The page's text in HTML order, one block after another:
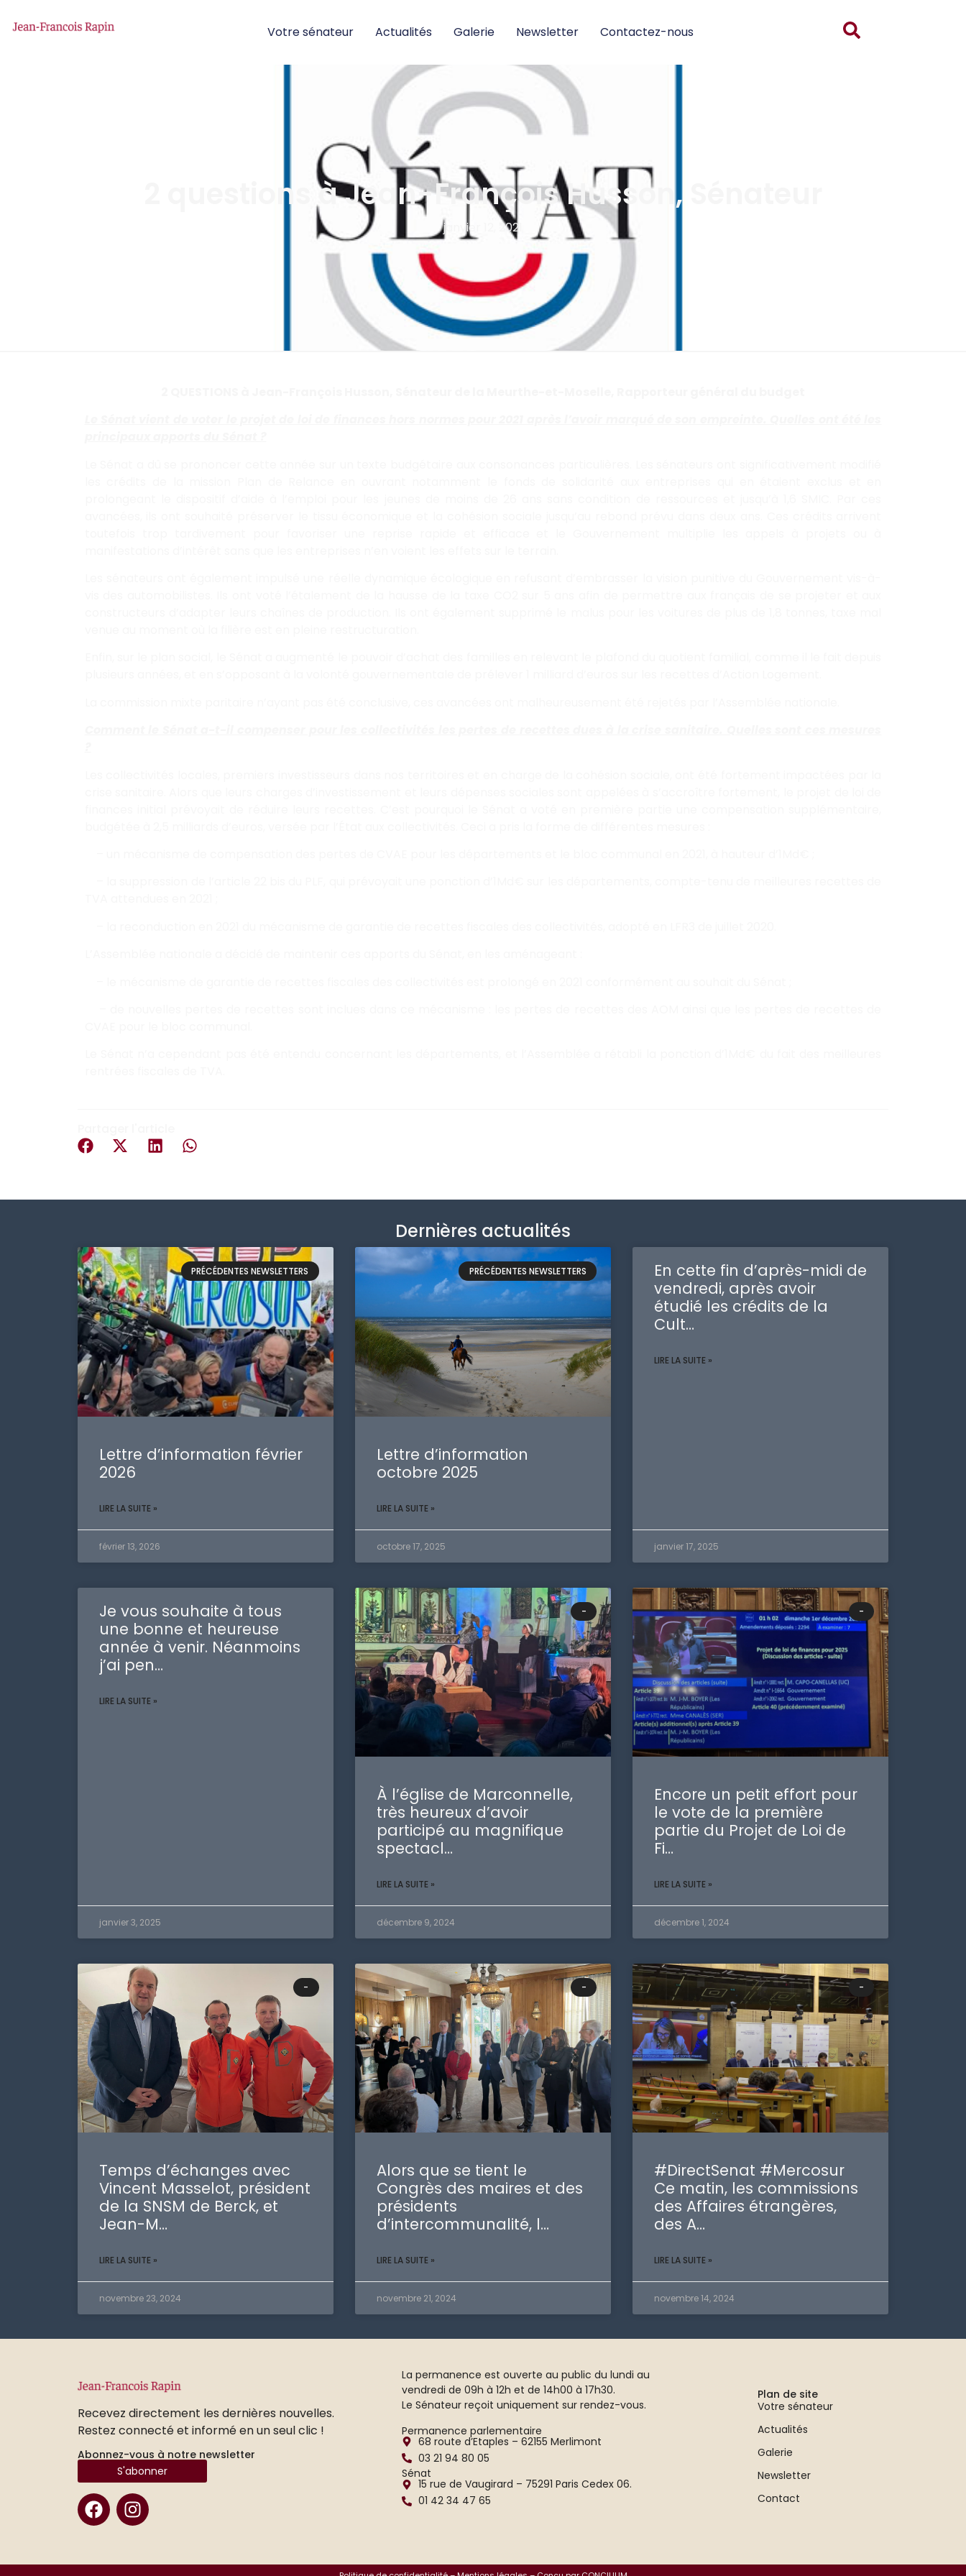
Votre sénateur Actualités Galerie Newsletter Contactez-nous
2 questions à Jean-François Husson, Sénateur
janvier 12, 2021
Dernières actualités
PRÉCÉDENTES NEWSLETTERS
Lettre d’information février
2026
LIRE LA SUITE »
février 13, 2026
PRÉCÉDENTES NEWSLETTERS
Lettre d’information
octobre 2025
LIRE LA SUITE »
octobre 17, 2025
En cette fin d’après-midi de
vendredi, après avoir
étudié les crédits de la
Cult…
LIRE LA SUITE »
janvier 17, 2025
Je vous souhaite à tous
une bonne et heureuse
année à venir. Néanmoins
j’ai pen…
LIRE LA SUITE »
janvier 3, 2025
-
À l’église de Marconnelle,
très heureux d’avoir
participé au magnifique
spectacl…
LIRE LA SUITE »
décembre 9, 2024
-
Encore un petit effort pour
le vote de la première
partie du Projet de Loi de
Fi…
LIRE LA SUITE »
décembre 1, 2024
-
Temps d’échanges avec
Vincent Masselot, président
de la SNSM de Berck, et
Jean-M…
LIRE LA SUITE »
novembre 23, 2024
-
Alors que se tient le
Congrès des maires et des
présidents
d’intercommunalité, l…
LIRE LA SUITE »
novembre 21, 2024
-
#DirectSenat #Mercosur
Ce matin, les commissions
des Affaires étrangères,
des A…
LIRE LA SUITE »
novembre 14, 2024
Recevez directement les dernières nouvelles.
Restez connecté et informé en un seul clic !
Abonnez-vous à notre newsletter
S'abonner
La permanence est ouverte au public du lundi au
vendredi de 09h à 12h et de 14h00 à 17h30.
Le Sénateur reçoit uniquement sur rendez-vous.
Permanence parlementaire
68 route d’Etaples – 62155 Merlimont
03 21 94 80 05
Sénat
15 rue de Vaugirard – 75291 Paris Cedex 06.
01 42 34 47 65
Plan de site
Votre sénateur
Actualités
Galerie
Newsletter
Contact